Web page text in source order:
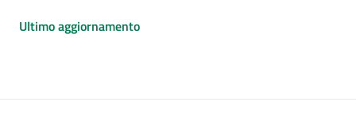
Ultimo aggiornamento